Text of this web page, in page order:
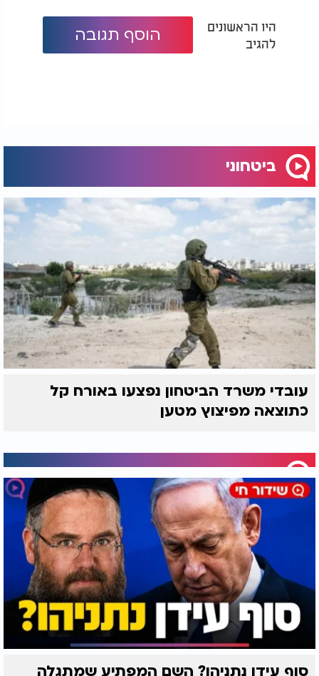
היו הראשונים
להגיב
הוסף תגובה
ביטחוני
עובדי משרד הביטחון נפצעו באורח קל
כתוצאה מפיצוץ מטען
סוף עידן נתניהו? השם המפתיע שמתגלה